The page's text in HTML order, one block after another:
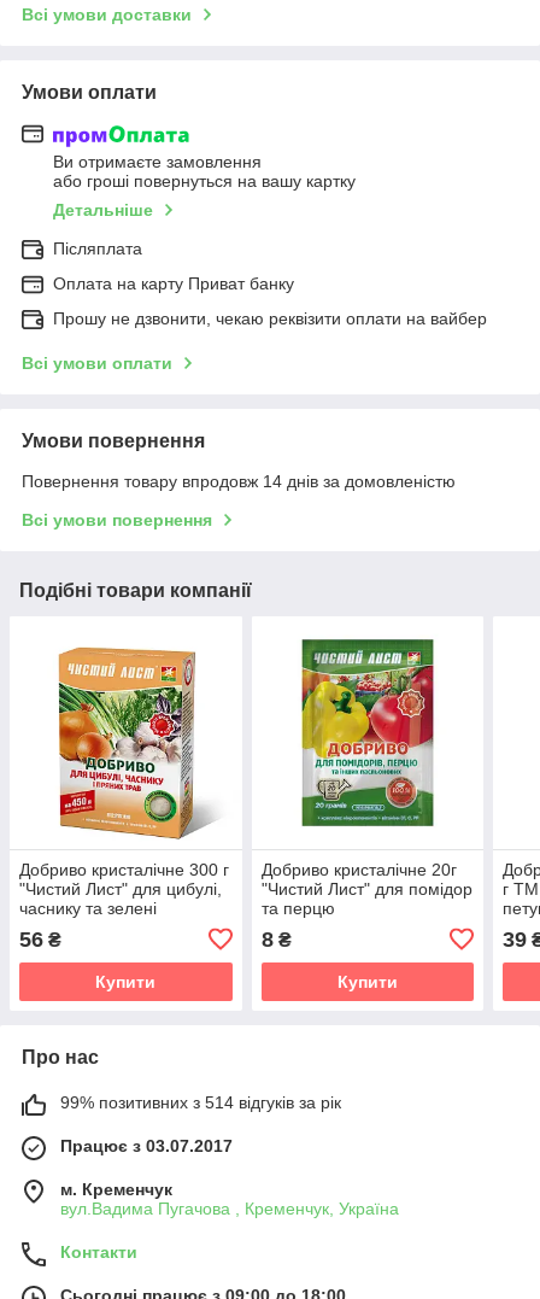
Всі умови доставки
Умови оплати
Ви отримаєте замовлення
або гроші повернуться на вашу картку
Детальніше
Післяплата
Оплата на карту Приват банку
Прошу не дзвонити, чекаю реквізити оплати на вайбер
Всі умови оплати
Умови повернення
Повернення товару впродовж 14 днів за домовленістю
Всі умови повернення
Подібні товари компанії
Добриво кристалічне 300 г
"Чистий Лист" для цибулі,
часнику та зелені
56 ₴
Купити
Добриво кристалічне 20г
"Чистий Лист" для помідор
та перцю
8₴
Купити
г
39
Про нас
99% позитивних з 514 відгуків за рік
Працює з 03.07.2017
м. Кременчук
вул.Вадима Пугачова , Кременчук, Україна
Контакти